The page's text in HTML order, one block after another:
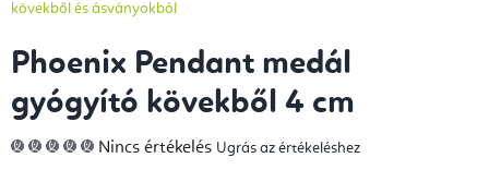
kövekből és ásványokból
Phoenix Pendant medál
gyógyító kövekből 4 cm
A
termék
Nincs értékelés Ugrás az értékeléshez